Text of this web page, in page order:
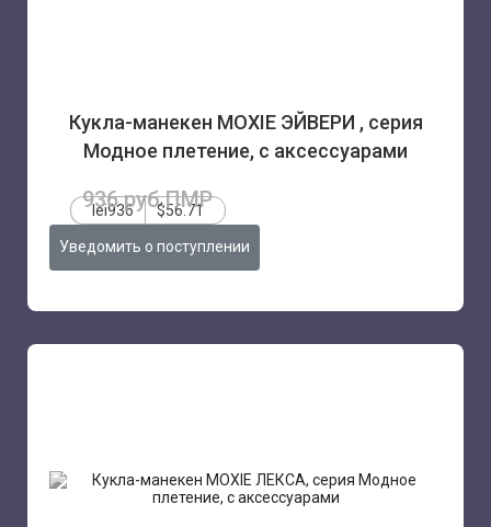
Кукла-манекен MOXIE ЭЙВЕРИ , серия
Модное плетение, с аксессуарами
936 руб.ПМР
lei936 $56.71
Уведомить о поступлении